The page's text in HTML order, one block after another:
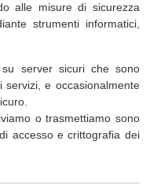
alle misure di sicurezza
strumenti informatici,
su server sicuri che sono
e occasionalmente
o trasmettiamo sono
accesso e crittografia dei